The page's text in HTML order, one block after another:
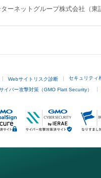
ターネットグループ株式会社（
Webサイトリスク診断 セキュリティ
イバー攻撃対策（GMO Flatt Security）